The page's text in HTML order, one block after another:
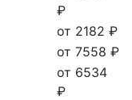
₽
от 2182 ₽
от 7558 ₽
от 6534
₽